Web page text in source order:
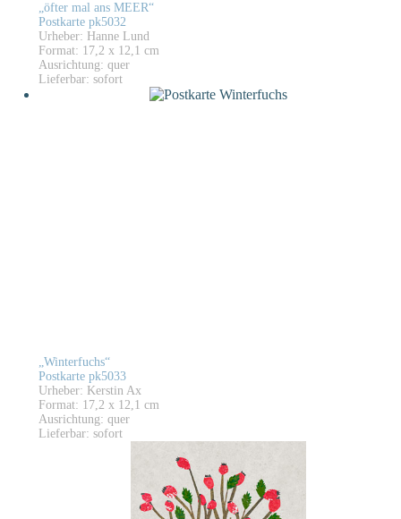
„öfter mal ans MEER“
Postkarte pk5032
Urheber: Hanne Lund
Format: 17,2 x 12,1 cm
Ausrichtung: quer
Lieferbar: sofort
„Winterfuchs“
Postkarte pk5033
Urheber: Kerstin Ax
Format: 17,2 x 12,1 cm
Ausrichtung: quer
Lieferbar: sofort